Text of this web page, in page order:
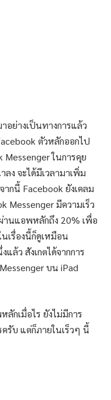
อย่างเป็นทางการแล้ว
ตัวหลักออกไป
ในการคุย
ง จะได้มีเวลามาเพิ่ม
กนี้ Facebook ยังเคลม
Messenger มีความเร็ว
านแอพหลักถึง 20% เพื่อ
เรื่องนี้ก็ดูเหมือน
แล้ว สังเกตได้จากการ
บน iPad
กเมื่อไร ยังไม่มีการ
รับ แต่ก็ภายในเร็วๆ นี้